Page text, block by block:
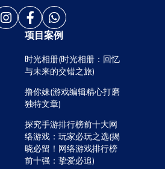
项目案例
时光相册(时光相册：回忆
与未来的交错之旅)
撸你妹(游戏编辑精心打磨
独特文章)
探究手游排行榜前十大网
络游戏：玩家必玩之选(揭
晓必留！网络游戏排行榜
前十强：挚爱必追)